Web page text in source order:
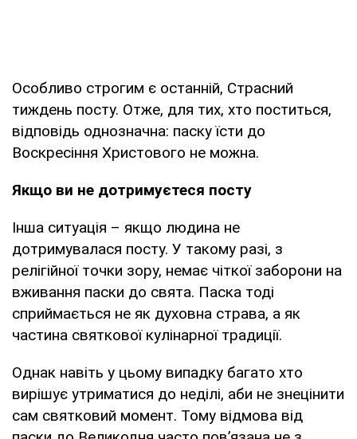
Особливо строгим є останній, Страсний
тиждень посту. Отже, для тих, хто поститься,
відповідь однозначна: паску їсти до
Воскресіння Христового не можна.
Якщо ви не дотримуєтеся посту
Інша ситуація – якщо людина не
дотримувалася посту. У такому разі, з
релігійної точки зору, немає чіткої заборони на
вживання паски до свята. Паска тоді
сприймається не як духовна страва, а як
частина святкової кулінарної традиції.
Однак навіть у цьому випадку багато хто
вирішує утриматися до неділі, аби не знецінити
сам святковий момент. Тому відмова від